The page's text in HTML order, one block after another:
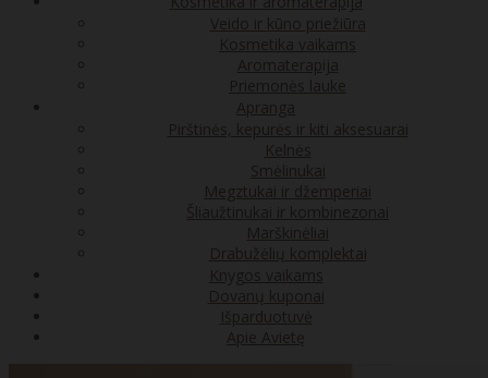
Veido ir kūno priežiūra
Kosmetika vaikams
Aromaterapija
Priemonės lauke
Apranga
Pirštinės, kepurės ir kiti aksesuarai
Kelnės
Smėlinukai
Megztukai ir džemperiai
Šliaužtinukai ir kombinezonai
Marškinėliai
Drabužėlių komplektai
Knygos vaikams
Dovanų kuponai
Išparduotuvė
Apie Avietę